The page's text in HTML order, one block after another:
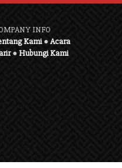
INFO
Kami●Acara
●Hubungi Kami